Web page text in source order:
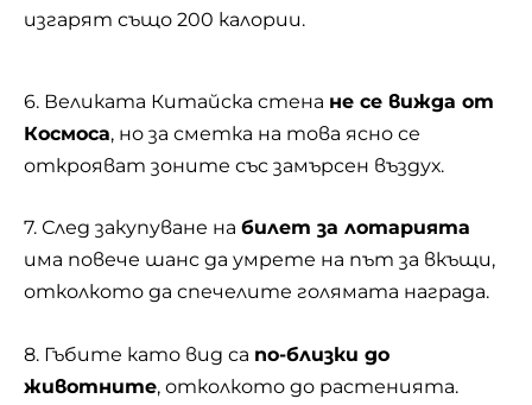
изгарят също 200 калории.
6. Великата Китайска стена не се вижда от
Космоса, но за сметка на това ясно се
открояват зоните със замърсен въздух.
7. След закупуване на билет за лотарията
има повече шанс да умрете на път за вкъщи,
отколкото да спечелите голямата награда.
8. Гъбите като вид са по-близки до
животните, отколкото до растенията.